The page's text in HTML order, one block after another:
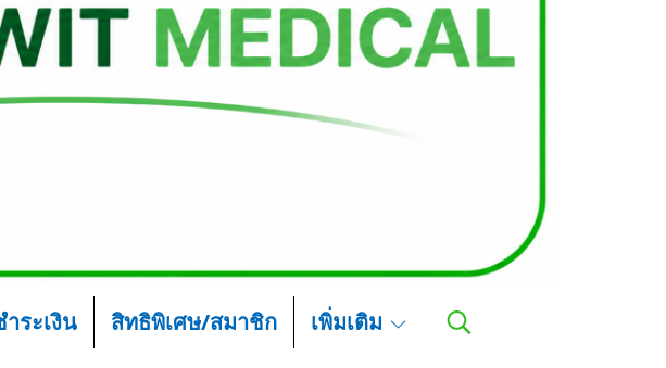
ระเงิน สิทธิพิเศษ/สมาชิก เพิ่มเติม